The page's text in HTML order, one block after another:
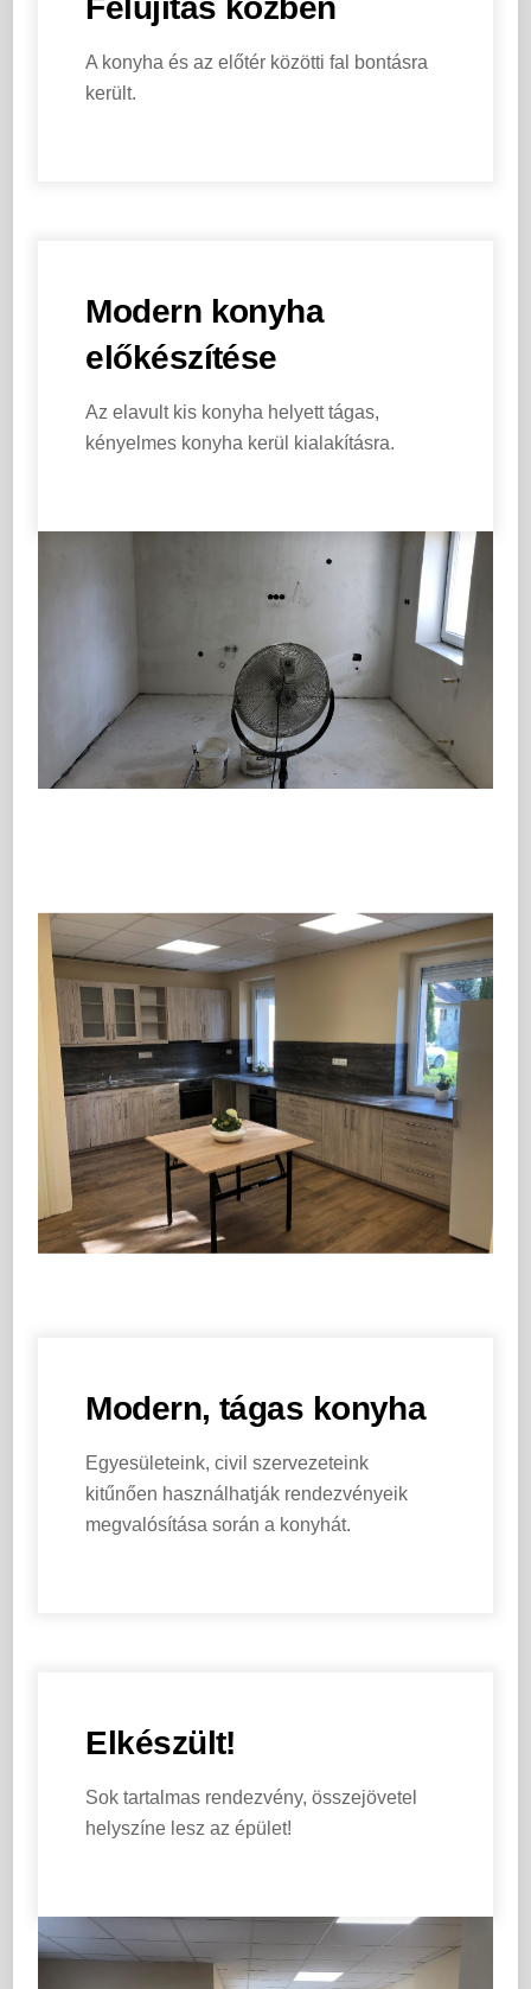
Felújítás közben
A konyha és az előtér közötti fal bontásra
került.
Modern konyha
előkészítése
Az elavult kis konyha helyett tágas,
kényelmes konyha kerül kialakításra.
Modern, tágas konyha
Egyesületeink, civil szervezeteink
kitűnően használhatják rendezvényeik
megvalósítása során a konyhát.
Elkészült!
Sok tartalmas rendezvény, összejövetel
helyszíne lesz az épület!